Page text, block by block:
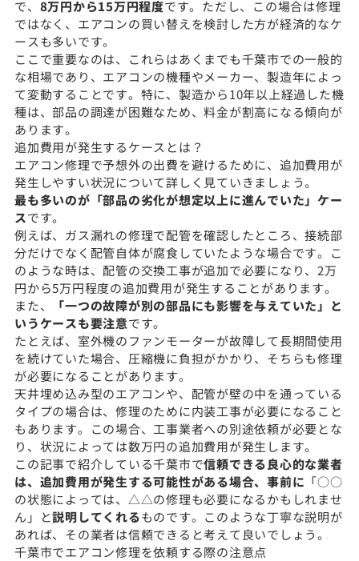
で、 8万円から15万円程度です。ただし、この場合は修理
ではなく、エアコンの買い替えを検討した方が経済的なケ
ースも多いです。
ここで重要なのは、これらはあくまでも千葉市での一般的
な相場であり、エアコンの機種やメーカー、製造年によっ
て変動することです。特に、製造から10年以上経過した機
種は、部品の調達が困難なため、料金が割高になる傾向が
あります。
追加費用が発生するケースとは？
エアコン修理で予想外の出費を避けるために、追加費用が
発生しやすい状況について詳しく見ていきましょう。
最も多いのが「部品の劣化が想定以上に進んでいた」ケー
スです。
例えば、ガス漏れの修理で配管を確認したところ、接続部
分だけでなく配管自体が腐食していたような場合です。こ
のような時は、配管の交換工事が追加で必要になり、2万
円から5万円程度の追加費用が発生することがあります。
また、
「一つの故障が別の部品にも影響を与えていた」と
いうケースも要注意です。
たとえば、室外機のファンモーターが故障して長期間使用
を続けていた場合、圧縮機に負担がかかり、そちらも修理
が必要になることがあります。
天井埋め込み型のエアコンや、配管が壁の中を通っている
タイプの場合は、修理のために内装工事が必要になること
もあります。この場合、工事業者への別途依頼が必要とな
り、状況によっては数万円の追加費用が発生します。
この記事で紹介している千葉市で信頼できる良心的な業者
は、追加費用が発生する可能性がある場合、事前に 「○○
の状態によっては、△△の修理も必要になるかもしれませ
ん」と説明してくれるものです。このような丁寧な説明が
あれば、その業者は信頼できると考えて良いでしょう。
千葉市でエアコン修理を依頼する際の注意点